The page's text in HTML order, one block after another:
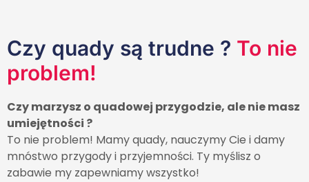
Czy quady są trudne ? To nie
problem!
Czy marzysz o quadowej przygodzie, ale nie masz
umiejętności ?
To nie problem! Mamy quady, nauczymy Cie i damy
mnóstwo przygody i przyjemności. Ty myślisz o
zabawie my zapewniamy wszystko!